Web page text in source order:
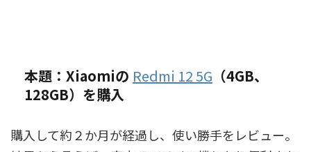
本題：Xiaomiの Redmi 12 5G （4GB、
128GB）を購入
購入して約２か月が経過し、使い勝手をレビュー。